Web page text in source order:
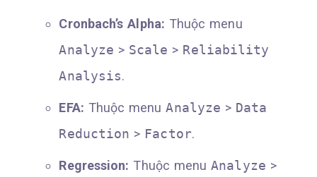
Cronbach’s Alpha: Thuộc menu
Analyze > Scale > Reliability
Analysis.
EFA: Thuộc menuAnalyze > Data
Reduction > Factor.
Regression: Thuộc menuAnalyze >